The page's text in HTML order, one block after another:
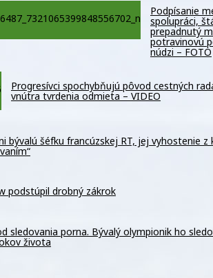
Podpísanie
spolupráci,
prepadnutý
potravinovú
núdzi – FOTO
Progresívci spochybňujú pôvod cestných
vnútra tvrdenia odmieta – VIDEO
bývalú šéfku francúzskej RT, jej vyhostenie z
podstúpil drobný zákrok
sledovania porna. Bývalý olympionik ho
života